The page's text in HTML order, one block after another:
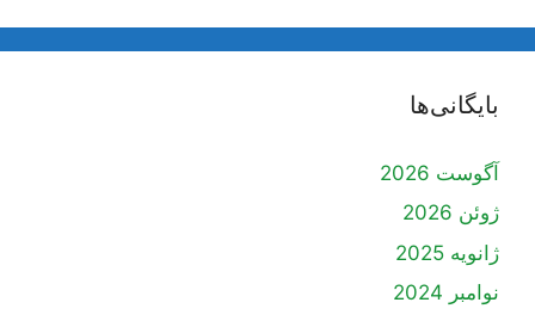
بایگانی‌ها
آگوست 2026
ژوئن 2026
ژانویه 2025
نوامبر 2024